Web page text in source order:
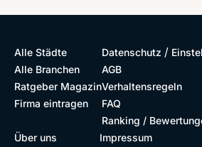
Alle Städte
Alle Branchen
Ratgeber Magazin
Firma eintragen
Datenschutz /
AGB
Verhaltensregeln
FAQ
Ranking /
Über uns
Impressum